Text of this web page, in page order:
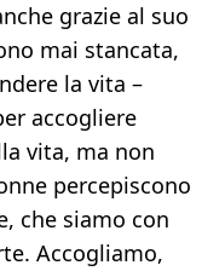
grazie al suo
mai stancata,
la vita –
accogliere
vita, ma non
percepiscono
che siamo con
Accogliamo,